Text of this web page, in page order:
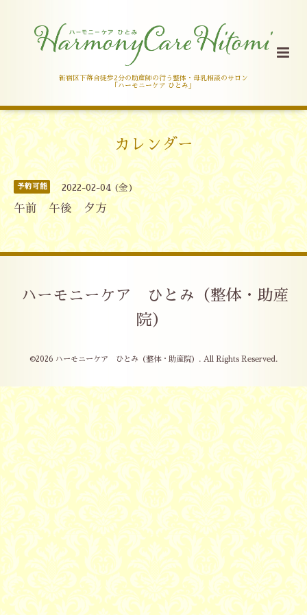
新宿区下落合徒歩2分の助産師の行う整体・母乳相談のサロン
「ハーモニーケア ひとみ」
カレンダー
予約可能 2022-02-04 (金)
午前 午後 夕方
ハーモニーケア ひとみ（整体・助産
院）
©2026 ハーモニーケア ひとみ（整体・助産院） . All Rights Reserved.